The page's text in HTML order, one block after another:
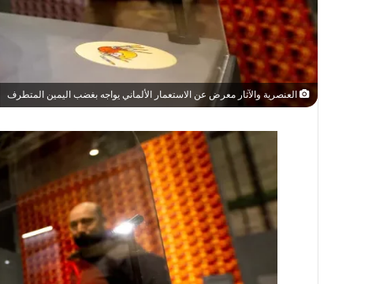
العنصرية والآثار معرض عن الاستعمار الألماني يواجه بغضب اليمين المتطرف